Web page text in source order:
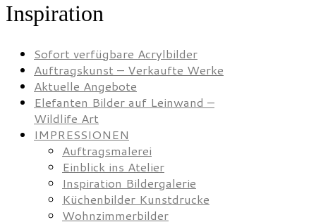
Inspiration
Sofort verfügbare Acrylbilder
Auftragskunst – Verkaufte Werke
Aktuelle Angebote
Elefanten Bilder auf Leinwand –
Wildlife Art
IMPRESSIONEN
Auftragsmalerei
Einblick ins Atelier
Inspiration Bildergalerie
Küchenbilder Kunstdrucke
Wohnzimmerbilder